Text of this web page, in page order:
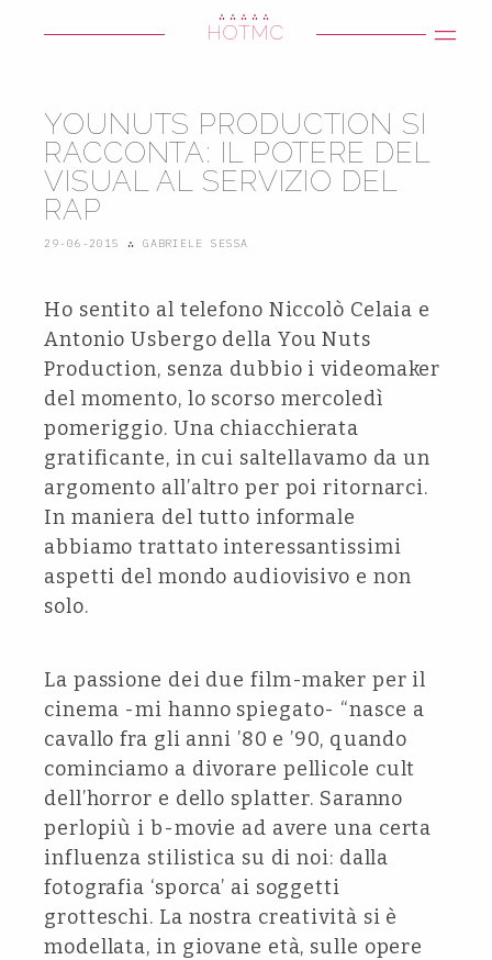
HOTMC
∴∴∴∴∴
YOUNUTS PRODUCTION SI
RACCONTA: IL POTERE DEL
VISUAL AL SERVIZIO DEL
RAP
29-06-2015 ∴ GABRIELE SESSA
Ho sentito al telefono Niccolò Celaia e
Antonio Usbergo della You Nuts
Production, senza dubbio i videomaker
del momento, lo scorso mercoledì
pomeriggio. Una chiacchierata
gratificante, in cui saltellavamo da un
argomento all’altro per poi ritornarci.
In maniera del tutto informale
abbiamo trattato interessantissimi
aspetti del mondo audiovisivo e non
solo.
La passione dei due film-maker per il
cinema -mi hanno spiegato- “nasce a
cavallo fra gli anni ’80 e ’90, quando
cominciamo a divorare pellicole cult
dell’horror e dello splatter. Saranno
perlopiù i b-movie ad avere una certa
influenza stilistica su di noi: dalla
fotografia ‘sporca’ ai soggetti
grotteschi. La nostra creatività si è
modellata, in giovane età, sulle opere